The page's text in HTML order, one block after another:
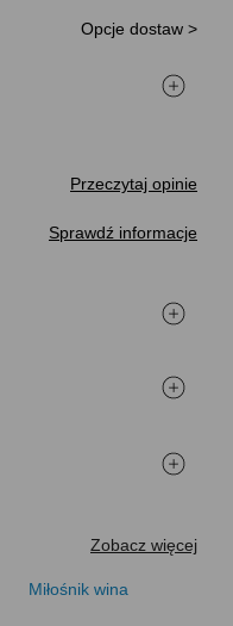
Opcje dostaw >
Przeczytaj opinie
Sprawdź informacje
Zobacz więcej
Miłośnik wina